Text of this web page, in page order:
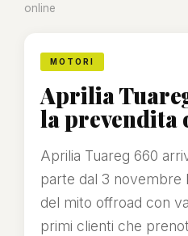
online
MOTORI
Aprilia
la prevendita
Aprilia Tuareg 660
parte dal 3 novembre
del mito offroad con
primi clienti che